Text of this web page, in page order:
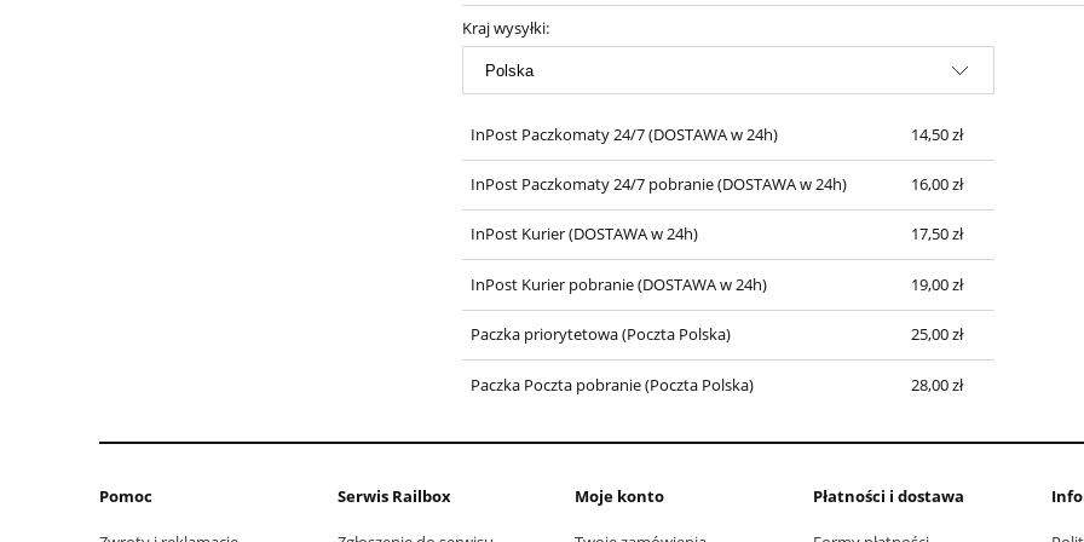
Cena nie zawiera ewentualnych kosztów
Kraj wysyłki:
InPost Paczkomaty 24/7(DOSTAWA w 24h) 14,50 zł
InPost Paczkomaty 24/7 pobranie(DOSTAWA w 24h) 16,00 zł
InPost Kurier(DOSTAWA w 24h) 17,50 zł
InPost Kurier pobranie(DOSTAWA w 24h) 19,00 zł
Paczka priorytetowa(Poczta Polska) 25,00 zł
Paczka Poczta pobranie(Poczta Polska) 28,00 zł
Pomoc Serwis Railbox Moje konto Płatności i dostawa